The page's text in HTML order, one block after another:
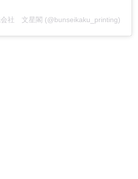
社 文星閣 (@bunseikaku_printing)